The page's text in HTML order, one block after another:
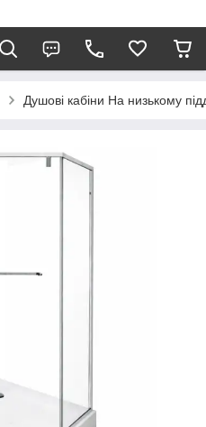
Душові кабіни На низькому